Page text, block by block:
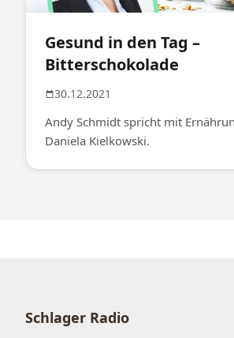
Gesund in den Tag –
Bitterschokolade
30.12.2021
Andy Schmidt spricht mit
Daniela Kielkowski.
Schlager Radio